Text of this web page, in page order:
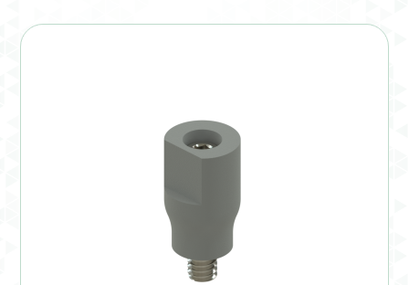
Verification Required